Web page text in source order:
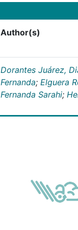
Author(s)
Dorantes Juárez,
Fernanda; Elguera
Fernanda Sarahi;